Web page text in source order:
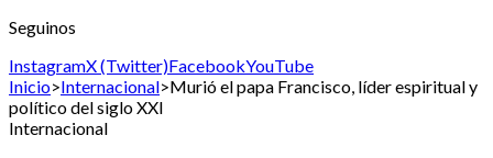
Seguinos
InstagramX (Twitter)FacebookYouTube
Inicio>Internacional>Murió el papa Francisco, líder espiritual y
político del siglo XXI
Internacional